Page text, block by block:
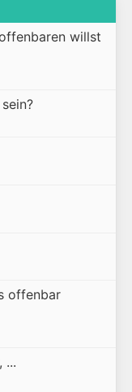
willst
offenbar
...